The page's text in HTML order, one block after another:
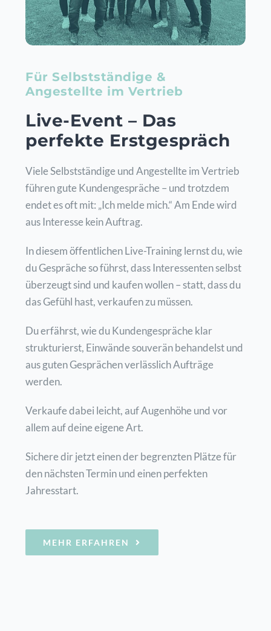
Für Selbstständige &
Angestellte im Vertrieb
Live-Event – Das
perfekte Erstgespräch
Viele Selbstständige und Angestellte im Vertrieb
führen gute Kundengespräche – und trotzdem
endet es oft mit: „Ich melde mich.“ Am Ende wird
aus Interesse kein Auftrag.
In diesem öffentlichen Live-Training lernst du, wie
du Gespräche so führst, dass Interessenten selbst
überzeugt sind und kaufen wollen – statt, dass du
das Gefühl hast, verkaufen zu müssen.
Du erfährst, wie du Kundengespräche klar
strukturierst, Einwände souverän behandelst und
aus guten Gesprächen verlässlich Aufträge
werden.
Verkaufe dabei leicht, auf Augenhöhe und vor
allem auf deine eigene Art.
Sichere dir jetzt einen der begrenzten Plätze für
den nächsten Termin und einen perfekten
Jahresstart.
MEHR ERFAHREN